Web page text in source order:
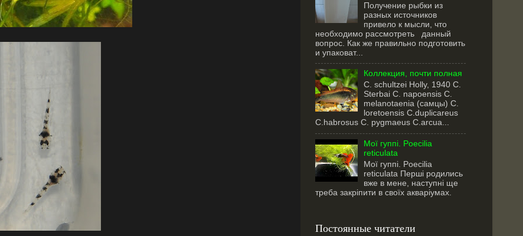
Получение рыбки из
разных источников
привело к мысли, что
необходимо рассмотреть данный
вопрос. Как же правильно подготовить
и упаковат...
Коллекция, почти полная
C. schultzei Holly, 1940 C.
Sterbai C. napoensis C.
melanotaenia (самцы) C.
loretoensis C.duplicareus
С.habrosus C. pygmaeus С.arcua...
Мої гуппі. Poecilia
reticulata
Мої гуппі. Poecilia
reticulata Перші родились
вже в мене, наступні ще
треба закріпити в своїх акваріумах.
Постоянные читатели